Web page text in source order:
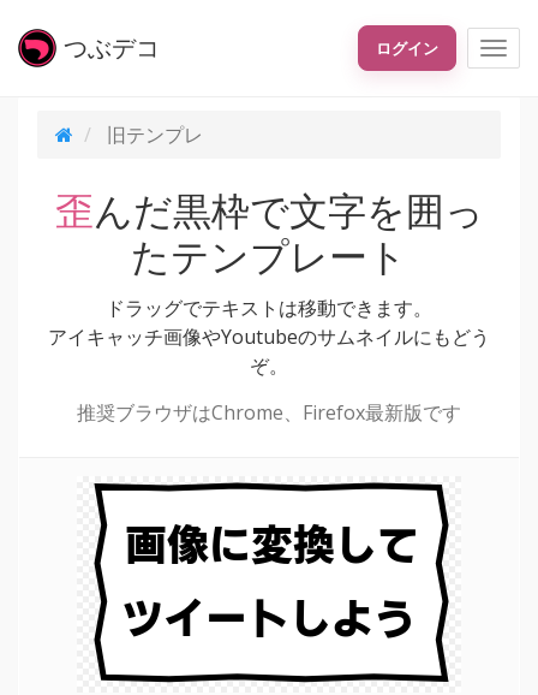
つぶデコ ログイン
旧テンプレ
歪んだ黒枠で文字を囲っ
たテンプレート
ドラッグでテキストは移動できます。
アイキャッチ画像やYoutubeのサムネイルにもどう
ぞ。
推奨ブラウザはChrome、Firefox最新版です
画像に変換して
ツイートしよう